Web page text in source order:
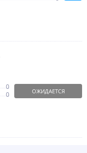
0
0 ОЖИДАЕТСЯ